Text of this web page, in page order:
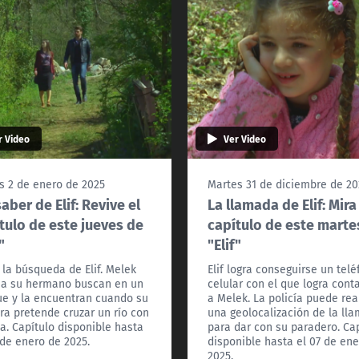
Video
2 de enero de 2025
de Elif: Revive el
de este jueves de
búsqueda de Elif. Melek
su hermano buscan en un
y la encuentran cuando su
pretende cruzar un río con
Capítulo disponible hasta
enero de 2025.
Ver Video
Martes 31 de diciembre de
La llamada de Elif:
capítulo de este
"Elif"
Elif logra conseguirse un
celular con el que logra
a Melek. La policía puede
una geolocalización de la
para dar con su paradero.
disponible hasta el 07 de